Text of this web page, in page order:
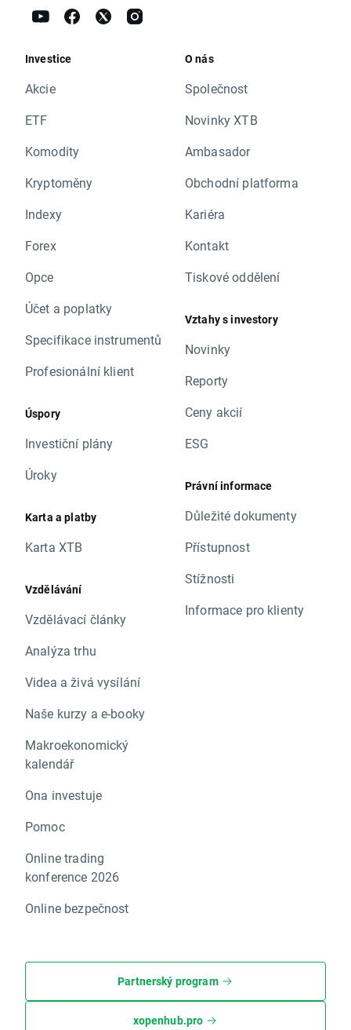
Investice
Akcie
ETF
Komodity
Kryptoměny
Indexy
Forex
Opce
Účet a poplatky
Specifikace instrumentů
Profesionální klient
Úspory
Investiční plány
Úroky
Karta a platby
Karta XTB
Vzdělávání
Vzdělávací články
Analýza trhu
Videa a živá vysílání
Naše kurzy a e-booky
Makroekonomický
kalendář
Ona investuje
Pomoc
Online trading
konference 2026
Online bezpečnost
O nás
Společnost
Novinky XTB
Ambasador
Obchodní platforma
Kariéra
Kontakt
Tiskové oddělení
Vztahy s investory
Novinky
Reporty
Ceny akcií
ESG
Právní informace
Důležité dokumenty
Přístupnost
Stížnosti
Informace pro klienty
Partnerský program
xopenhub.pro